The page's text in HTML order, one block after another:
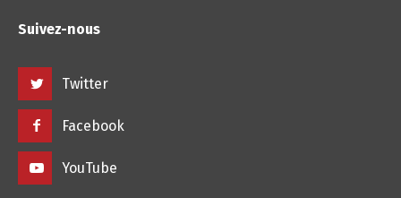
Suivez-nous
Twitter
Facebook
YouTube